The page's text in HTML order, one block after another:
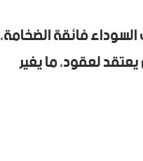
فائقة الضخامة،
لعقود، ما يغير